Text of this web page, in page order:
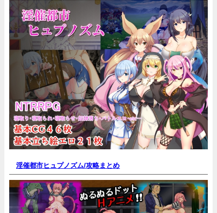
淫催都市ヒュプノズム/攻略まとめ